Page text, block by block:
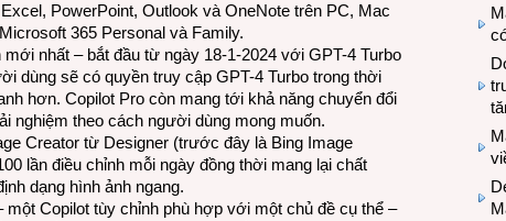
PowerPoint, Outlook và OneNote trên PC, Mac
365 Personal và Family.
nhất – bắt đầu từ ngày 18-1-2024 với GPT-4 Turbo
dùng sẽ có quyền truy cập GPT-4 Turbo trong thời
hơn. Copilot Pro còn mang tới khả năng chuyển đổi
nghiệm theo cách người dùng mong muốn.
Creator từ Designer (trước đây là Bing Image
lần điều chỉnh mỗi ngày đồng thời mang lại chất
dạng hình ảnh ngang.
một Copilot tùy chỉnh phù hợp với một chủ đề cụ thể –